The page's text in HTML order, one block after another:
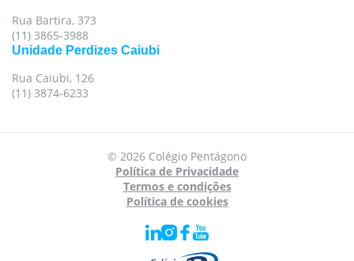
Rua Bartira, 373
(11) 3865-3988
Unidade Perdizes Caiubi
Rua Caiubi, 126
(11) 3874-6233
© 2026 Colégio Pentágono
Política de Privacidade
Termos e condições
Política de cookies
Para oferecer uma melhor experiência, utilizamos
cookies e tecnologias semelhantes no nosso site.
Para mais informações, acesse nossa
PrivacidadeePolítica de Cookies
Aceito todas as políticas